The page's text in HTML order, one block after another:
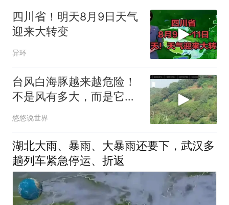
四川省！明天8月9日天气
迎来大转变
异环
台风白海豚越来越危险！
不是风有多大，而是它登
陆后可能赖着不走
悠悠说世界
湖北大雨、暴雨、大暴雨还要下，武汉多
趟列车紧急停运、折返